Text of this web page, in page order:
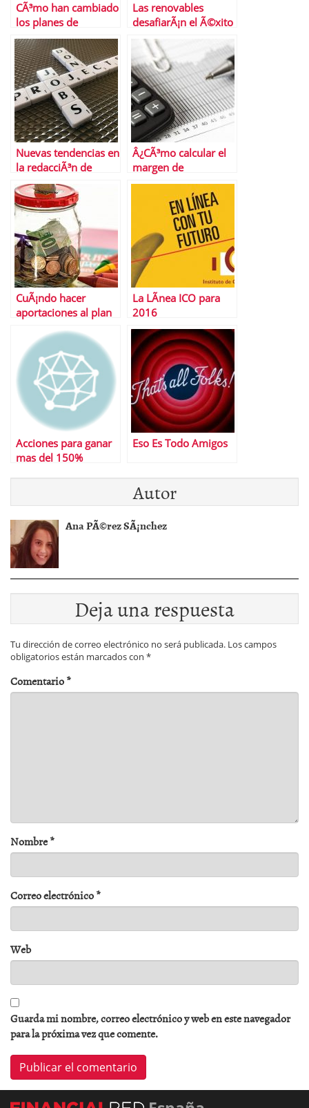
CÃ³mo han cambiado
los planes de
transporte en
Semana Santa las
restricciones
Las renovables
desafiarÃ¡n el Ã©xito
del gas natural a
largo plazo
Nuevas tendencias en
la redacciÃ³n de
curriculums que
debes conocer
Â¿CÃ³mo calcular el
margen de
contribuciÃ³n?
CuÃ¡ndo hacer
aportaciones al plan
La LÃ­nea ICO para
2016
Acciones para ganar
mas del 150%
Eso Es Todo Amigos
Autor
Ana PÃ©rez SÃ¡nchez
Deja una respuesta
Tu dirección de correo electrónico no será publicada. Los campos
obligatorios están marcados con *
Comentario*
Nombre*
Correo electrónico*
Web
Guarda mi nombre, correo electrónico y web en este navegador
para la próxima vez que comente.